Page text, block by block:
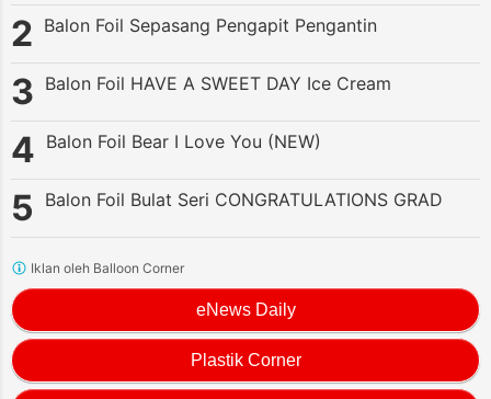
Balon Foil Sepasang Pengapit Pengantin
Balon Foil HAVE A SWEET DAY Ice Cream
Balon Foil Bear I Love You (NEW)
Balon Foil Bulat Seri CONGRATULATIONS GRAD
eNews Daily
Plastik Corner
Iklan oleh Balloon Corner